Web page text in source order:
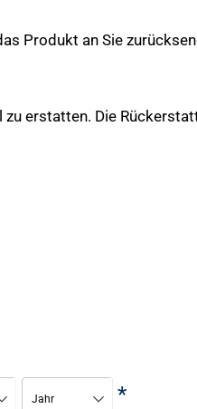
Produkt an Sie
erstatten. Die
Jahr *